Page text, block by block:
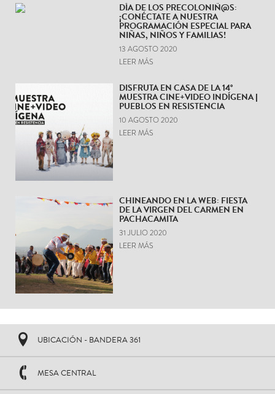
DÍA DE LOS PRECOLONIÑ@S:
¡CONÉCTATE A NUESTRA
PROGRAMACIÓN ESPECIAL PARA
NIÑAS, NIÑOS Y FAMILIAS!
13 AGOSTO 2020
LEER MÁS
DISFRUTA EN CASA DE LA 14°
MUESTRA CINE+VIDEO INDÍGENA |
PUEBLOS EN RESISTENCIA
10 AGOSTO 2020
LEER MÁS
CHINEANDO EN LA WEB: FIESTA
DE LA VIRGEN DEL CARMEN EN
PACHACAMITA
31 JULIO 2020
LEER MÁS
UBICACIÓN - BANDERA 361
MESA CENTRAL